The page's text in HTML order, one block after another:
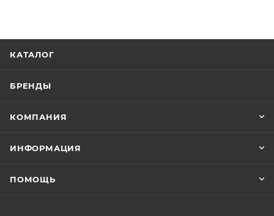
КАТАЛОГ
БРЕНДЫ
КОМПАНИЯ
ИНФОРМАЦИЯ
ПОМОЩЬ